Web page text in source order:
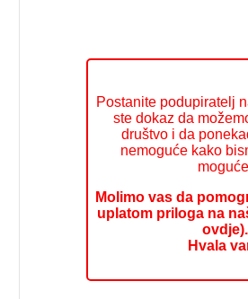
Postanite podupiratelj
ste dokaz da
društvo i da
nemoguće kako
Molimo vas da
uplatom priloga na
ovdje).
Hvala